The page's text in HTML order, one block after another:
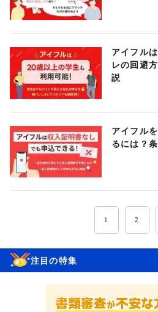
アイフル
レの回避
説
アイフル
るには？
1 2
注目の特集